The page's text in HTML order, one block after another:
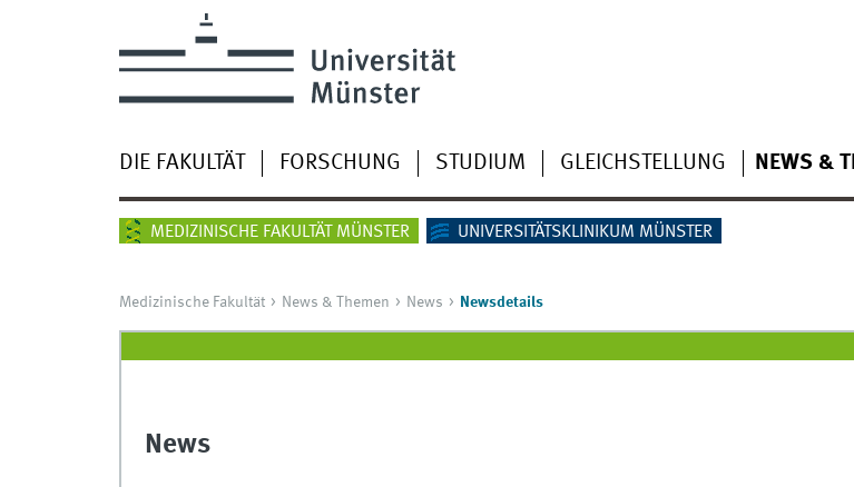
DIE FAKULTÄT FORSCHUNG STUDIUM GLEICHSTELLUNG NEWS &
MEDIZINISCHE FAKULTÄT MÜNSTER UNIVERSITÄTSKLINIKUM MÜNSTER
Medizinische Fakultät News & Themen News Newsdetails
News